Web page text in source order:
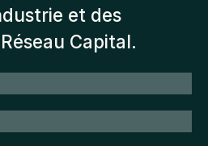
et des
Capital.